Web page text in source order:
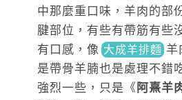
中那麼重口味，羊肉的部
腱部位，有些有帶筋有些
有口感 ，像 大成羊排麵 羊
是帶骨羊腩也是處理不錯
強烈一些，只是《 阿熹羊